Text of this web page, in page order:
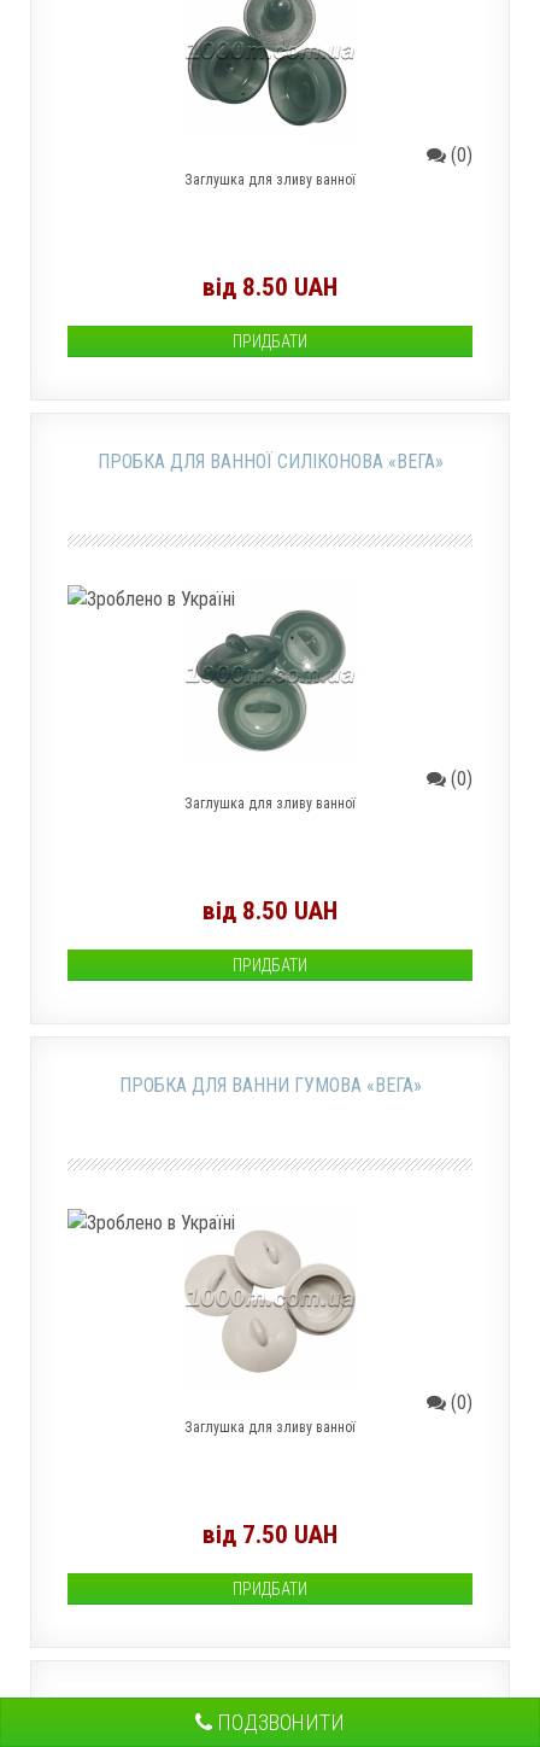
(0)
Заглушка для зливу ванної
від 8.50 UAH
ПРИДБАТИ
ПРОБКА ДЛЯ ВАННОЇ СИЛІКОНОВА «ВЕГА»
(0)
Заглушка для зливу ванної
від 8.50 UAH
ПРИДБАТИ
ПРОБКА ДЛЯ ВАННИ ГУМОВА «ВЕГА»
(0)
Заглушка для зливу ванної
від 7.50 UAH
ПРИДБАТИ
ПРОБКА ДЛЯ ВАННОЇ ГУМОВА ВЕЛИКА ВИСОКА
ПОДЗВОНИТИ